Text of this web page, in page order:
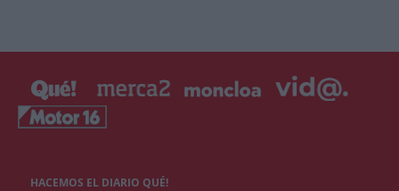
HACEMOS EL DIARIO QUÉ!